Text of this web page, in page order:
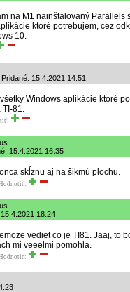
na M1 nainštalovaný Parallels
ktoré potrebujem, cez
10.
15.4.2021 14:51
Windows aplikácie ktoré
81.
15.4.2021 16:35
skĺznu aj na šikmú plochu.
18:24
vediet co je TI81. Jaaj, to
mi veeelmi pomohla.